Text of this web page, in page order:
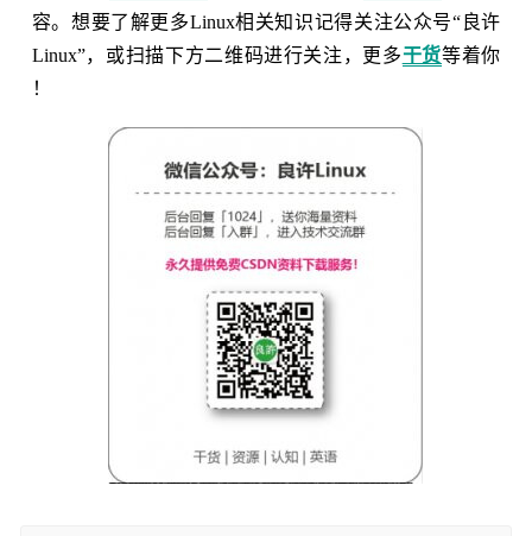
容。想要了解更多Linux相关知识记得关注公众号“良许
Linux”，或扫描下方二维码进行关注，更多干货等着你
！